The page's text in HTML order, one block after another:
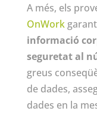
A més, els
OnWork
informació
seguretat al
greus
de dades,
dades en la